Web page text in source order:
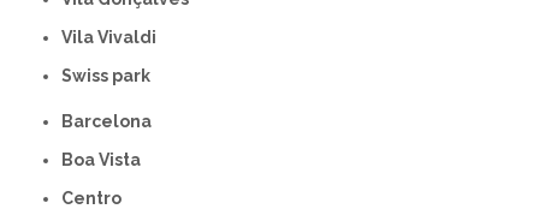
Vila Vivaldi
swiss park
Barcelona
Boa Vista
Centro